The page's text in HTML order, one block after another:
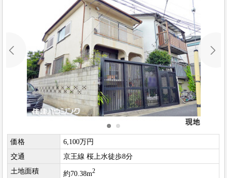
価格
6,100万円
交通
京王線 桜上水徒歩8分
土地面積
約70.38m2